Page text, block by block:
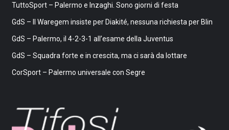
TuttoSport – Palermo e Inzaghi. Sono giorni di festa
GdS – Il Waregem insiste per Diakité, nessuna richiesta per Blin
GdS – Palermo, il 4-2-3-1 all’esame della Juventus
GdS – Squadra forte e in crescita, ma ci sarà da lottare
CorSport – Palermo universale con Segre